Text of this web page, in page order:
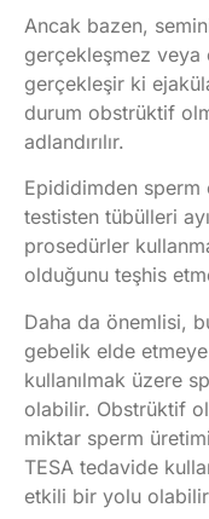
Ancak bazen,
gerçekleşmez
gerçekleşir ki
durum obstrüktif
adlandırılır.
Epididimden sperm
testisten tübülleri
prosedürler
olduğunu teşhis
Daha da önemlisi,
gebelik elde
kullanılmak üzere
olabilir. Obstrüktif
miktar sperm
TESA tedavide
etkili bir yolu